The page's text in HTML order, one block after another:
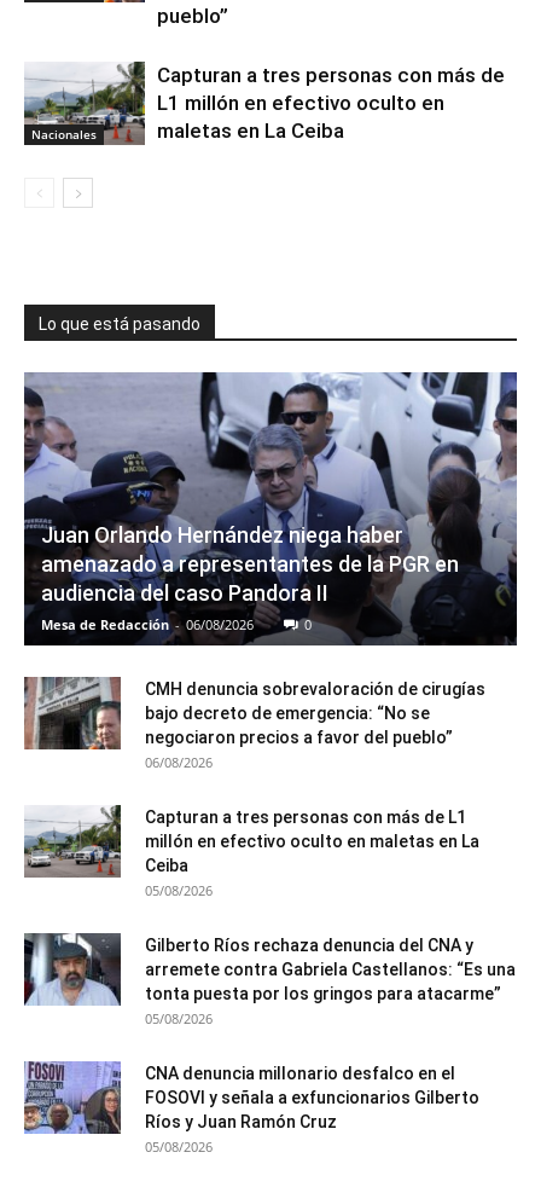
pueblo”
Nacionales
Capturan a tres personas con más de
L1 millón en efectivo oculto en
maletas en La Ceiba
Lo que está pasando
Juan Orlando Hernández niega haber
amenazado a representantes de la PGR en
audiencia del caso Pandora II
Mesa de Redacción - 06/08/2026 0
CMH denuncia sobrevaloración de cirugías
bajo decreto de emergencia: “No se
negociaron precios a favor del pueblo”
06/08/2026
Capturan a tres personas con más de L1
millón en efectivo oculto en maletas en La
Ceiba
05/08/2026
Gilberto Ríos rechaza denuncia del CNA y
arremete contra Gabriela Castellanos: “Es una
tonta puesta por los gringos para atacarme”
05/08/2026
CNA denuncia millonario desfalco en el
FOSOVI y señala a exfuncionarios Gilberto
Ríos y Juan Ramón Cruz
05/08/2026